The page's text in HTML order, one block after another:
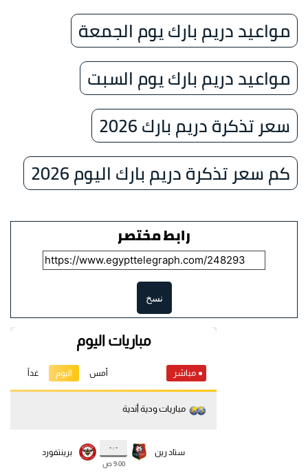
مواعيد دريم بارك يوم الجمعة
مواعيد دريم بارك يوم السبت
سعر تذكرة دريم بارك 2026
كم سعر تذكرة دريم بارك اليوم 2026
رابط مختصر
نسخ